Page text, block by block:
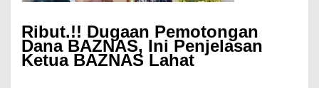
Ribut.!! Dugaan Pemotongan
Dana BAZNAS, Ini Penjelasan
Ketua BAZNAS Lahat